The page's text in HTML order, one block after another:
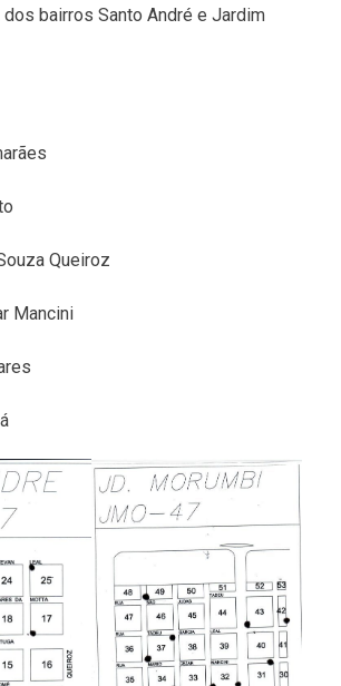
bairros Santo André e Jardim
Queiroz
Mancini